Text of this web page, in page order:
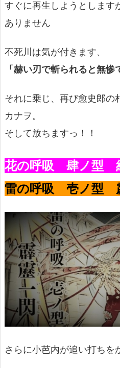
すぐに再生しようとします
ありません
不死川は気が付きます、
「赫い刃で斬られると無惨
それに乗じ、再び愈史郎の
カナヲ。
そして放ちますっ！！
花の呼吸 肆ノ型
雷の呼吸 壱ノ型
さらに小芭内が追い打ちを